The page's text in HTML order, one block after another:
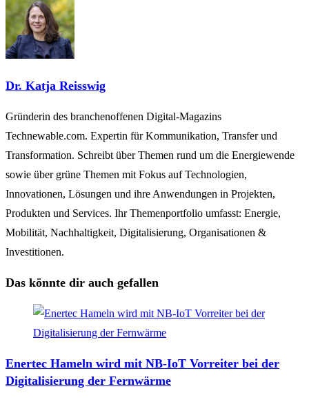
Dr. Katja Reisswig
Gründerin des branchenoffenen Digital-Magazins
Technewable.com. Expertin für Kommunikation, Transfer und
Transformation. Schreibt über Themen rund um die Energiewende
sowie über grüne Themen mit Fokus auf Technologien,
Innovationen, Lösungen und ihre Anwendungen in Projekten,
Produkten und Services. Ihr Themenportfolio umfasst: Energie,
Mobilität, Nachhaltigkeit, Digitalisierung, Organisationen &
Investitionen.
Das könnte dir auch gefallen
Enertec Hameln wird mit NB-IoT Vorreiter bei der
Digitalisierung der Fernwärme